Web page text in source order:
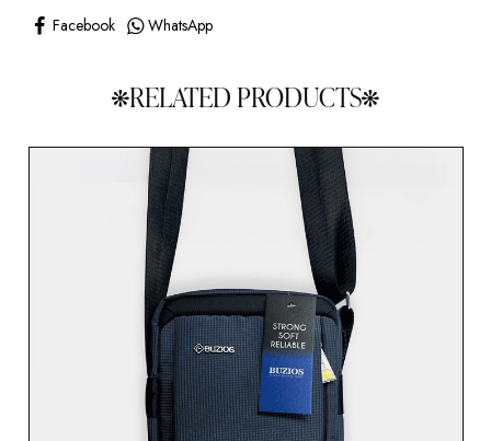
Facebook
WhatsApp
RELATED PRODUCTS